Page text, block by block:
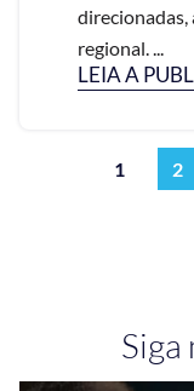
direcionadas,
regional. ...
LEIA A
1 2
Siga